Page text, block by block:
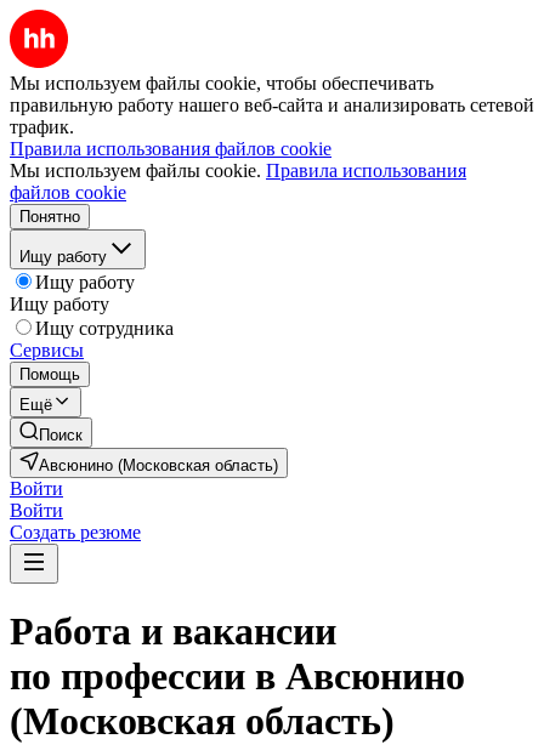
Мы используем файлы cookie, чтобы обеспечивать
правильную работу нашего веб-сайта и анализировать сетевой
трафик.
Правила использования файлов cookie
Мы используем файлы cookie. Правила использования
файлов cookie
Понятно
Ищу работу
Ищу работу
Ищу работу
Ищу сотрудника
Сервисы
Помощь
Ещё
Поиск
Авсюнино (Московская область)
Войти
Войти
Создать резюме
Работа и вакансии
по профессии в Авсюнино
(Московская область)